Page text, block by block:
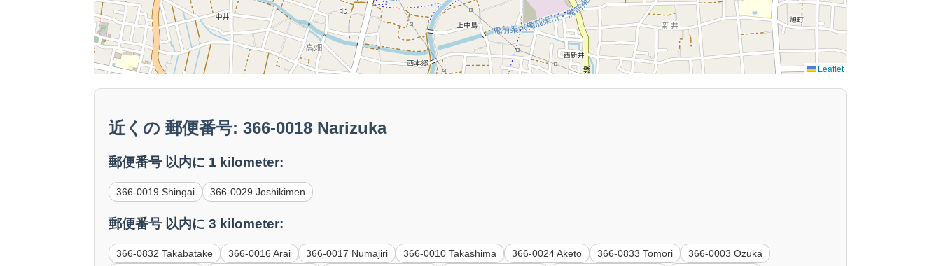
Leaflet
近くの 郵便番号: 366-0018 Narizuka
郵便番号 以内に 1 kilometer:
366-0019 Shingai 366-0029 Joshikimen
郵便番号 以内に 3 kilometer:
366-0832 Takabatake 366-0016 Arai 366-0017 Numajiri 366-0010 Takashima 366-0024 Aketo 366-0833 Tomori
366-0003 Ozuka